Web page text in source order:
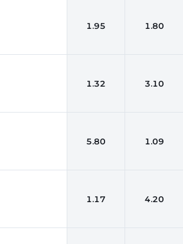
1.95 1.80
1.32 3.10
5.80 1.09
1.17 4.20